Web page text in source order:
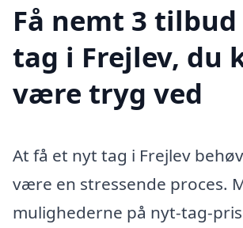
Få nemt 3
tag i Frejlev, du
være tryg ved
At få et nyt tag i Frejlev
være en stressende proces.
mulighederne på nyt-tag-